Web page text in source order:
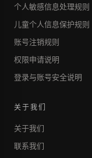
个人敏感信息处理规则
儿童个人信息保护规则
账号注销规则
权限申请说明
登录与账号安全说明
关于我们
关于我们
联系我们